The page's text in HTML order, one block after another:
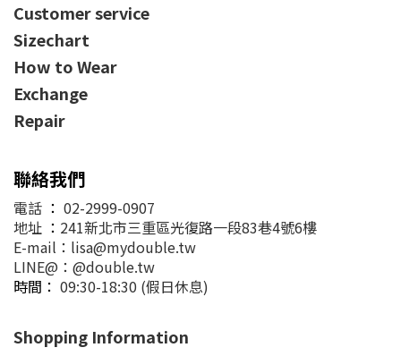
Customer service
Sizechart
How to Wear
Exchange
Repair
聯絡我們
電話 ： 02-2999-0907
地址 ： 241新北市三重區光復路一段83巷4號6樓
E-mail：lisa@mydouble.tw
LINE@：@double.tw
時間： 09:30-18:30 (假日休息)
Shopping Information